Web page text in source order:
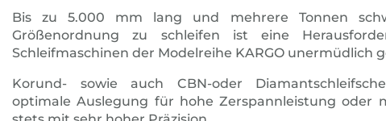
Bis zu 5.000 mm lang und mehrere Tonnen
Größenordnung zu schleifen ist eine
Schleifmaschinen der Modelreihe KARGO unermüdlich
Korund- sowie auch CBN-oder
optimale Auslegung für hohe Zerspannleistung oder